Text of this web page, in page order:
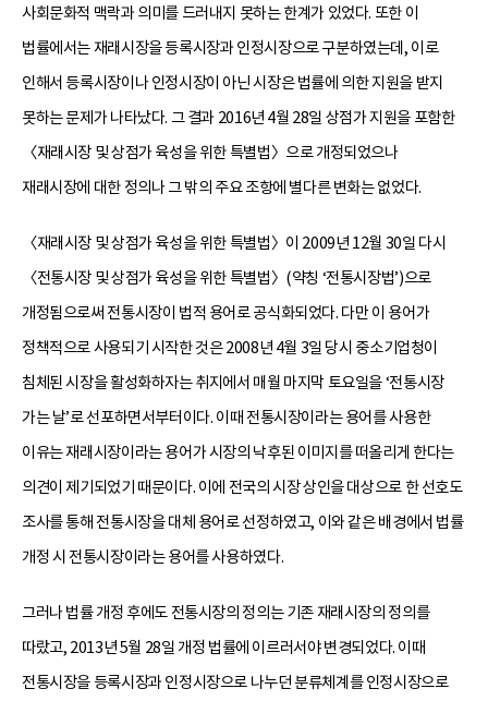
사회문화적 맥락과 의미를 드러내지 못하는 한계가 있었다. 또한 이
법률에서는 재래시장을 등록시장과 인정시장으로 구분하였는데, 이로
인해서 등록시장이나 인정시장이 아닌 시장은 법률에 의한 지원을 받지
못하는 문제가 나타났다. 그 결과 2016년 4월 28일 상점가 지원을 포함한
〈재래시장 및 상점가 육성을 위한 특별법〉으로 개정되었으나
재래시장에 대한 정의나 그 밖의 주요 조항에 별다른 변화는 없었다.
〈재래시장 및 상점가 육성을 위한 특별법〉이 2009년 12월 30일 다시
〈전통시장 및 상점가 육성을 위한 특별법〉(약칭 ‘전통시장법’)으로
개정됨으로써 전통시장이 법적 용어로 공식화되었다. 다만 이 용어가
정책적으로 사용되기 시작한 것은 2008년 4월 3일 당시 중소기업청이
침체된 시장을 활성화하자는 취지에서 매월 마지막 토요일을 ‘전통시장
가는 날’로 선포하면서부터이다. 이때 전통시장이라는 용어를 사용한
이유는 재래시장이라는 용어가 시장의 낙후된 이미지를 떠올리게 한다는
의견이 제기되었기 때문이다. 이에 전국의 시장 상인을 대상으로 한 선호도
조사를 통해 전통시장을 대체 용어로 선정하였고, 이와 같은 배경에서 법률
개정 시 전통시장이라는 용어를 사용하였다.
그러나 법률 개정 후에도 전통시장의 정의는 기존 재래시장의 정의를
따랐고, 2013년 5월 28일 개정 법률에 이르러서야 변경되었다. 이때
전통시장을 등록시장과 인정시장으로 나누던 분류체계를 인정시장으로